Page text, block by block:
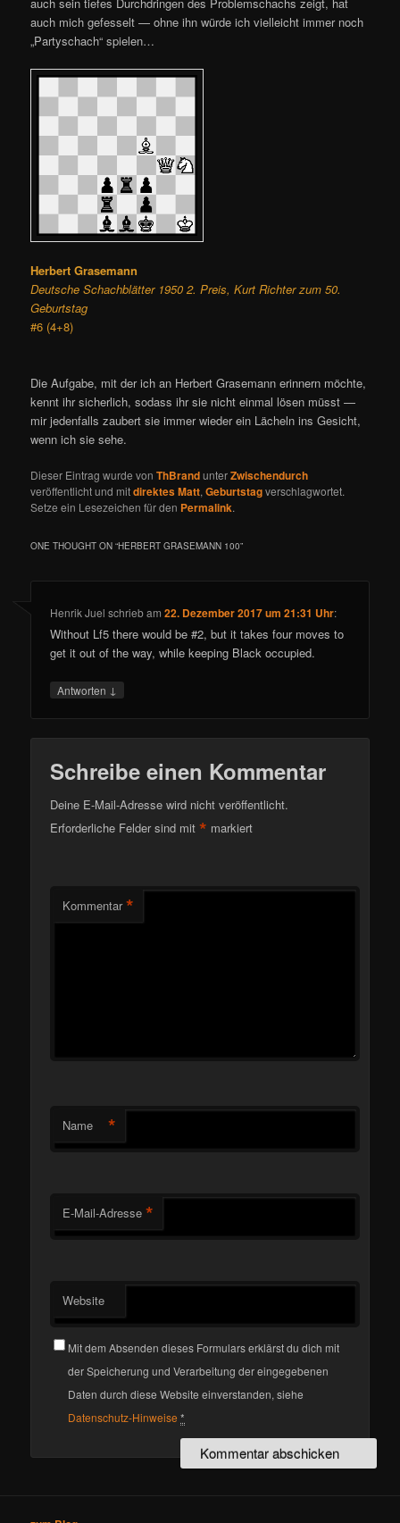
auch mich gefesselt — ohne ihn würde ich vielleicht immer noch
„Partyschach“ spielen…
Herbert Grasemann
Deutsche Schachblätter 1950 2. Preis, Kurt Richter zum 50.
Geburtstag
#6 (4+8)
Die Aufgabe, mit der ich an Herbert Grasemann erinnern möchte,
kennt ihr sicherlich, sodass ihr sie nicht einmal lösen müsst —
mir jedenfalls zaubert sie immer wieder ein Lächeln ins Gesicht,
wenn ich sie sehe.
Dieser Eintrag wurde vonThBrandunterZwischendurch
veröffentlicht und mitdirektes Matt,Geburtstagverschlagwortet.
Setze ein Lesezeichen für den Permalink.
ONE THOUGHT ON “HERBERT GRASEMANN 100”
Henrik Juel schriebam22. Dezember 2017 um 21:31 Uhr:
Without Lf5 there would be #2, but it takes four moves to
get it out of the way, while keeping Black occupied.
Antworten ↓
Schreibe einen Kommentar
Deine E-Mail-Adresse wird nicht veröffentlicht.
Erforderliche Felder sind mit* markiert
Kommentar *
Name *
E-Mail-Adresse *
Website
Mit dem Absenden dieses Formulars erklärst du dich mit
der Speicherung und Verarbeitung der eingegebenen
Daten durch diese Website einverstanden, siehe
Datenschutz-Hinweise *